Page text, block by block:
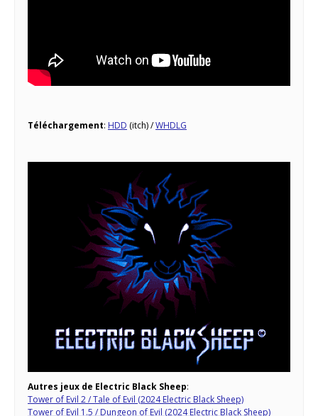
Téléchargement: HDD (itch) /WHDLG
Autres jeux de Electric Black Sheep:
Tower of Evil 2 / Tale of Evil (2024 Electric Black Sheep)
Tower of Evil 1.5 / Dungeon of Evil (2024 Electric Black Sheep)